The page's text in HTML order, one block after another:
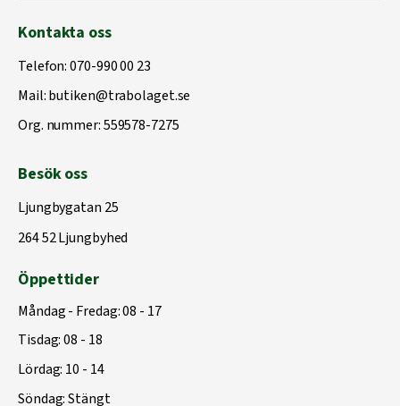
Kontakta oss
Telefon:070-990 00 23
Mail:butiken@trabolaget.se
Org. nummer: 559578-7275
Besök oss
Ljungbygatan 25
264 52 Ljungbyhed
Öppettider
Måndag - Fredag: 08 - 17
Tisdag: 08 - 18
Lördag: 10 - 14
Söndag: Stängt